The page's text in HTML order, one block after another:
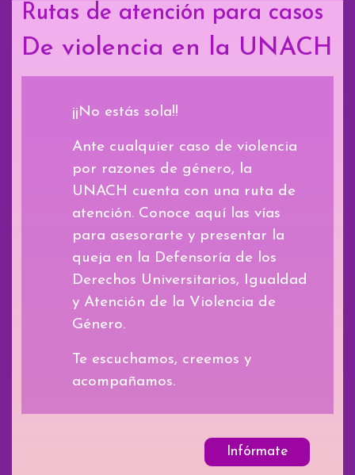
Rutas de atención para casos
De violencia en la UNACH
¡¡No estás sola!!
Ante cualquier caso de violencia
por razones de género, la
UNACH cuenta con una ruta de
atención. Conoce aquí las vías
para asesorarte y presentar la
queja en la Defensoría de los
Derechos Universitarios, Igualdad
y Atención de la Violencia de
Género.
Te escuchamos, creemos y
acompañamos.
Infórmate